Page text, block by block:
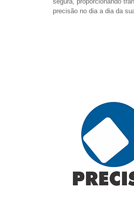
precisão no dia a dia da